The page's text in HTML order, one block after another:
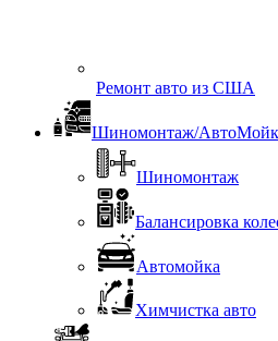
Ремонт авто из США
Шиномонтаж/
Шиномонтаж
Балансировка
Автомойка
Химчистка авто